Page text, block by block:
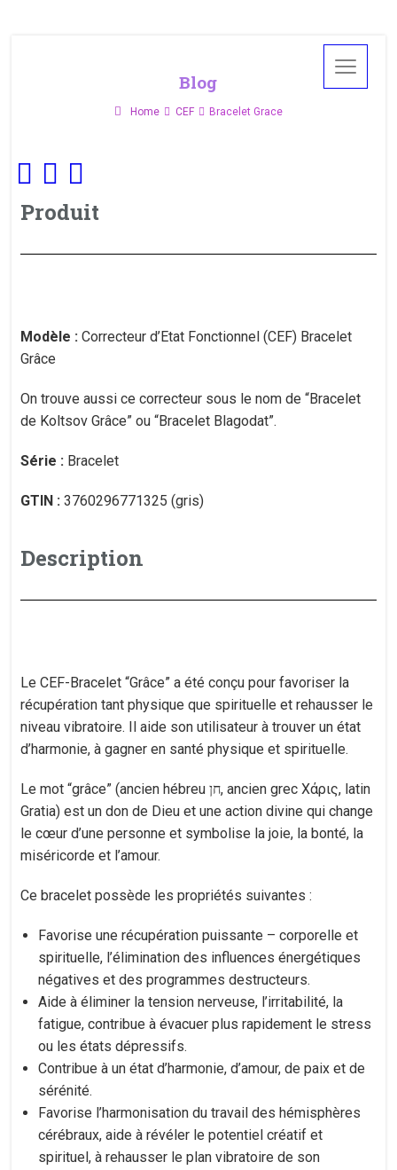
Blog
Home CEF Bracelet Grace
Produit
Modèle : Correcteur d’Etat Fonctionnel (CEF) Bracelet
Grâce
On trouve aussi ce correcteur sous le nom de “Bracelet
de Koltsov Grâce” ou “Bracelet Blagodat”.
Série : Bracelet
GTIN : 3760296771325 (gris)
Description
Le CEF-Bracelet “Grâce” a été conçu pour favoriser la
récupération tant physique que spirituelle et rehausser le
niveau vibratoire. Il aide son utilisateur à trouver un état
d’harmonie, à gagner en santé physique et spirituelle.
Le mot “grâce” (ancien hébreu חן, ancien grec Χάρις, latin
Gratia) est un don de Dieu et une action divine qui change
le cœur d’une personne et symbolise la joie, la bonté, la
miséricorde et l’amour.
Ce bracelet possède les propriétés suivantes :​
Favorise une récupération puissante – corporelle et
spirituelle, l’élimination des influences énergétiques
négatives et des programmes destructeurs.
Aide à éliminer la tension nerveuse, l’irritabilité, la
fatigue, contribue à évacuer plus rapidement le stress
ou les états dépressifs.
Contribue à un état d’harmonie, d’amour, de paix et de
sérénité.
Favorise l’harmonisation du travail des hémisphères
cérébraux, aide à révéler le potentiel créatif et
spirituel, à rehausser le plan vibratoire de son